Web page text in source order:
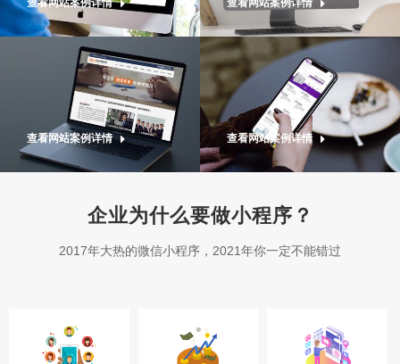
查看网站案例详情 查看网站案例详情
查看网站案例详情 查看网站案例详情
企业为什么要做小程序？
2017年大热的微信小程序，2021年你一定不能错过